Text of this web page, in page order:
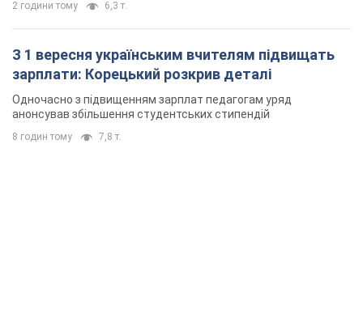
2 години тому 6,3 т.
З 1 вересня українським вчителям підвищать
зарплати: Корецький розкрив деталі
Одночасно з підвищенням зарплат педагогам уряд
анонсував збільшення студентських стипендій
8 годин тому 7,8 т.